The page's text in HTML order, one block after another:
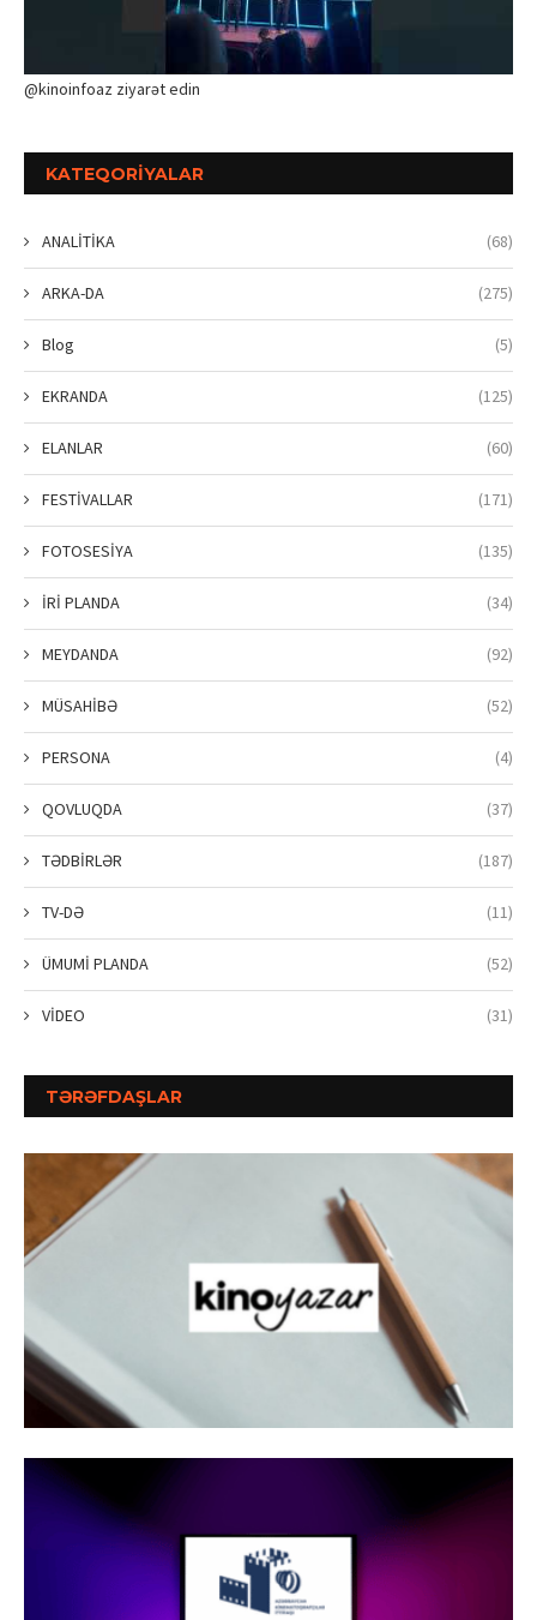
@kinoinfoaz ziyarət edin
KATEQORIYALAR
ANALİTİKA (68)
ARKA-DA (275)
Blog (5)
EKRANDA (125)
ELANLAR (60)
FESTİVALLAR (171)
FOTOSESİYA (135)
İRİ PLANDA (34)
MEYDANDA (92)
MÜSAHİBƏ (52)
PERSONA (4)
QOVLUQDA (37)
TƏDBİRLƏR (187)
TV-DƏ (11)
ÜMUMİ PLANDA (52)
VİDEO (31)
TƏRƏFDAŞLAR